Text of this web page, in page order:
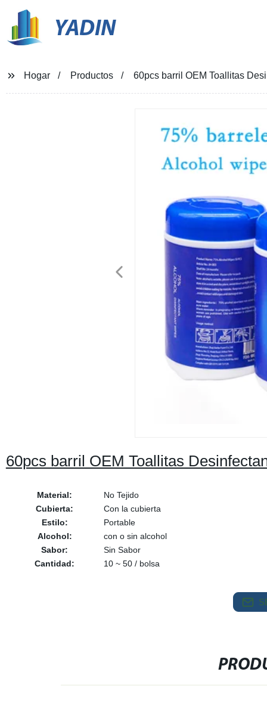
YADIN
Hogar Productos 60pcs barril OEM Toallitas
60pcs barril OEM Toallitas
Material:
No Tejido
Cubierta:
Con la cubierta
Estilo:
Portable
Alcohol:
con o sin alcohol
Sabor:
Sin Sabor
Cantidad:
10 ~ 50 / bolsa